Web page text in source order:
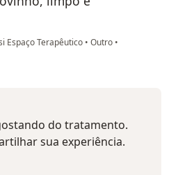
Espaço Terapêutico • Outro •
do tratamento.
sua experiência.